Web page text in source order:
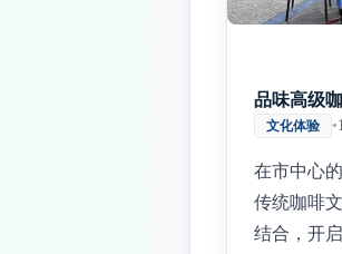
品味高级
文化体验 •
在市中心
传统咖啡
结合，开